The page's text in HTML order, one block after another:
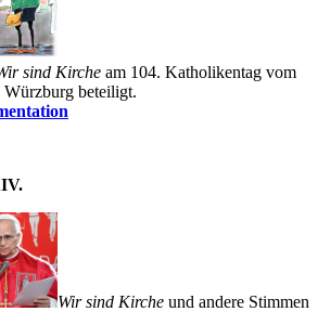
sind Kirche am 104. Katholikentag vom
beteiligt.
Wir sind Kirche und andere Stimmen